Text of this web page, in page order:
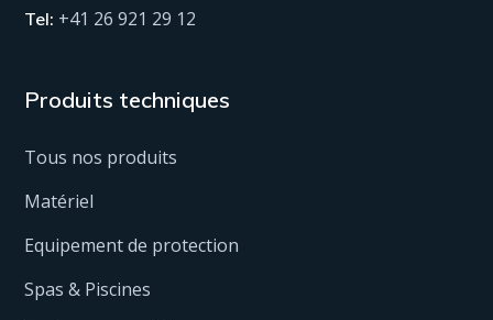
Tel: +41 26 921 29 12
Produits techniques
Tous nos produits
Matériel
Equipement de protection
Spas & Piscines